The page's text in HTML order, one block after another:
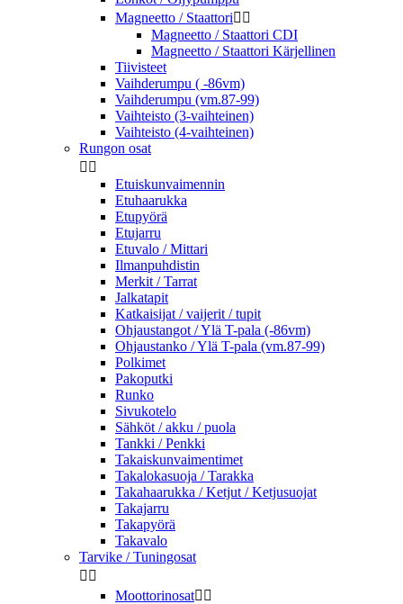
Magneetto / Staattori 
Magneetto / Staattori CDI
Magneetto / Staattori Kärjellinen
Tiivisteet
Vaihderumpu ( -86vm)
Vaihderumpu (vm.87-99)
Vaihteisto (3-vaihteinen)
Vaihteisto (4-vaihteinen)
Rungon osat
 
Etuiskunvaimennin
Etuhaarukka
Etupyörä
Etujarru
Etuvalo / Mittari
Ilmanpuhdistin
Merkit / Tarrat
Jalkatapit
Katkaisijat / vaijerit / tupit
Ohjaustangot / Ylä T-pala (-86vm)
Ohjaustanko / Ylä T-pala (vm.87-99)
Polkimet
Pakoputki
Runko
Sivukotelo
Sähköt / akku / puola
Tankki / Penkki
Takaiskunvaimentimet
Takalokasuoja / Tarakka
Takahaarukka / Ketjut / Ketjusuojat
Takajarru
Takapyörä
Takavalo
Tarvike / Tuningosat
 
Moottorinosat 